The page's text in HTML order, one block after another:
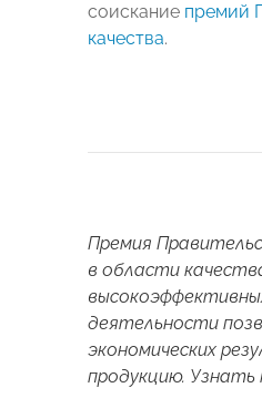
соискание премий
качества.
Премия
в области
деятельности
экономических
продукцию.